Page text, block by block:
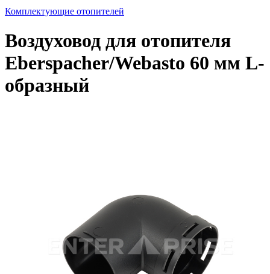
Комплектующие отопителей
Воздуховод для отопителя
Eberspacher/Webasto 60 мм L-
образный